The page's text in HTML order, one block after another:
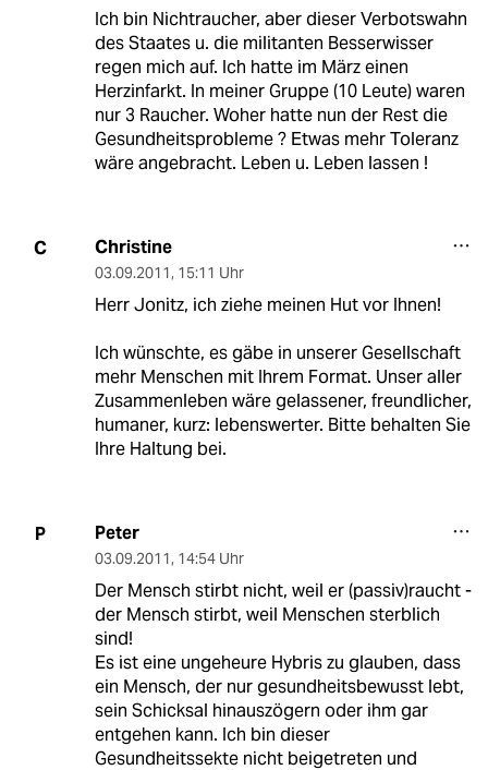
Ich bin Nichtraucher, aber dieser Verbotswahn
des Staates u. die militanten Besserwisser
regen mich auf. Ich hatte im März einen
Herzinfarkt. In meiner Gruppe (10 Leute) waren
nur 3 Raucher. Woher hatte nun der Rest die
Gesundheitsprobleme ? Etwas mehr Toleranz
wäre angebracht. Leben u. Leben lassen !
C Christine
03.09.2011, 15:11 Uhr
Herr Jonitz, ich ziehe meinen Hut vor Ihnen!
Ich wünschte, es gäbe in unserer Gesellschaft
mehr Menschen mit Ihrem Format. Unser aller
Zusammenleben wäre gelassener, freundlicher,
humaner, kurz: lebenswerter. Bitte behalten Sie
Ihre Haltung bei.
P Peter
03.09.2011, 14:54 Uhr
Der Mensch stirbt nicht, weil er (passiv)raucht -
der Mensch stirbt, weil Menschen sterblich
sind!
Es ist eine ungeheure Hybris zu glauben, dass
ein Mensch, der nur gesundheitsbewusst lebt,
sein Schicksal hinauszögern oder ihm gar
entgehen kann. Ich bin dieser
Gesundheitssekte nicht beigetreten und